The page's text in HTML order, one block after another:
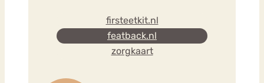
firsteetkit.nl
featback.nl
zorgkaart